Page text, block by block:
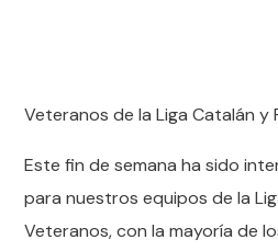
Veteranos de la Liga Catalán y
Este fin de semana ha sido
para nuestros equipos de la
Veteranos, con la mayoría de